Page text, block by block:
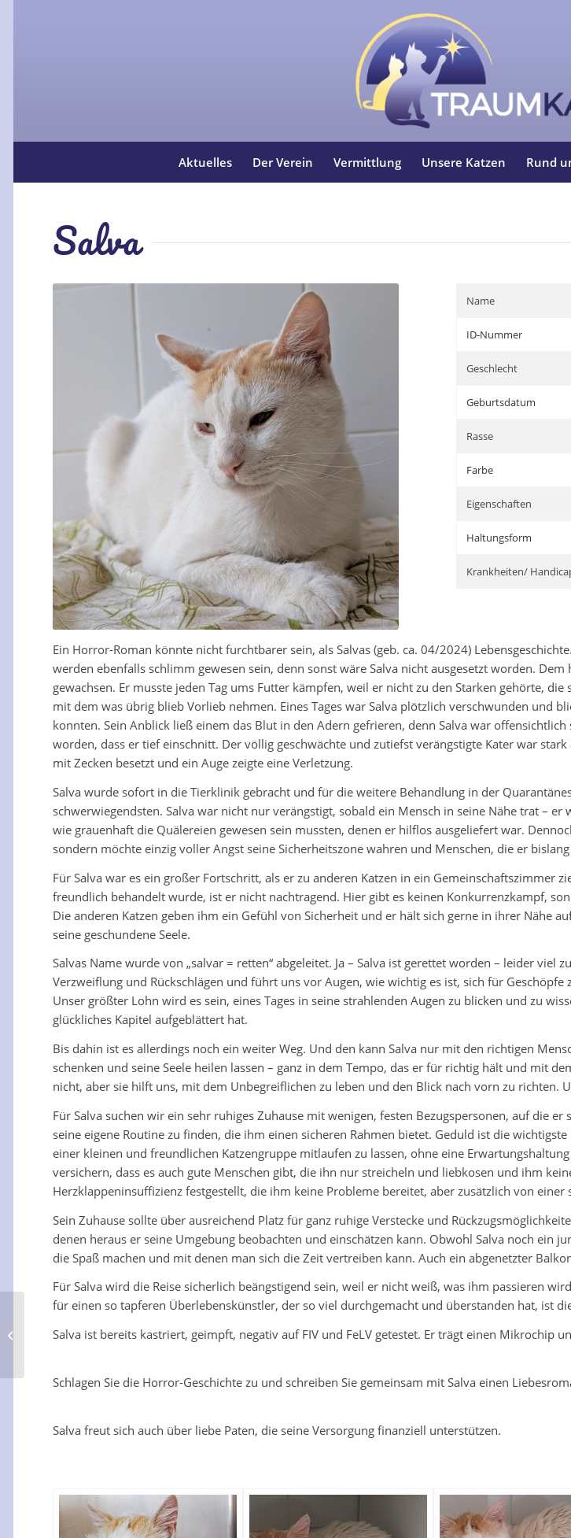
Aktuelles Der Verein Vermittlung Unsere Katzen Rund
Salva
Name
ID-Nummer
Geschlecht
Geburtsdatum
Rasse
Farbe
Eigenschaften
Haltungsform
Krankheiten/
Ein Horror-Roman könnte nicht furchtbarer sein, als Salvas (geb. ca. 04/2024)
werden ebenfalls schlimm gewesen sein, denn sonst wäre Salva nicht ausgesetzt worden.
gewachsen. Er musste jeden Tag ums Futter kämpfen, weil er nicht zu den Starken gehörte,
mit dem was übrig blieb Vorlieb nehmen. Eines Tages war Salva plötzlich verschwunden und
konnten. Sein Anblick ließ einem das Blut in den Adern gefrieren, denn Salva war
worden, dass er tief einschnitt. Der völlig geschwächte und zutiefst verängstigte Kater war
mit Zecken besetzt und ein Auge zeigte eine Verletzung.
Salva wurde sofort in die Tierklinik gebracht und für die weitere Behandlung in der
schwerwiegendsten. Salva war nicht nur verängstigt, sobald ein Mensch in seine Nähe trat –
wie grauenhaft die Quälereien gewesen sein mussten, denen er hilflos ausgeliefert war.
sondern möchte einzig voller Angst seine Sicherheitszone wahren und Menschen, die er
Für Salva war es ein großer Fortschritt, als er zu anderen Katzen in ein
freundlich behandelt wurde, ist er nicht nachtragend. Hier gibt es keinen Konkurrenzkampf,
Die anderen Katzen geben ihm ein Gefühl von Sicherheit und er hält sich gerne in ihrer Nähe
seine geschundene Seele.
Salvas Name wurde von „salvar = retten“ abgeleitet. Ja – Salva ist gerettet worden – leider viel
Verzweiflung und Rückschlägen und führt uns vor Augen, wie wichtig es ist, sich für
Unser größter Lohn wird es sein, eines Tages in seine strahlenden Augen zu blicken und zu
glückliches Kapitel aufgeblättert hat.
Bis dahin ist es allerdings noch ein weiter Weg. Und den kann Salva nur mit den richtigen
schenken und seine Seele heilen lassen – ganz in dem Tempo, das er für richtig hält und mit
nicht, aber sie hilft uns, mit dem Unbegreiflichen zu leben und den Blick nach vorn zu richten.
Für Salva suchen wir ein sehr ruhiges Zuhause mit wenigen, festen Bezugspersonen, auf die
seine eigene Routine zu finden, die ihm einen sicheren Rahmen bietet. Geduld ist die
einer kleinen und freundlichen Katzengruppe mitlaufen zu lassen, ohne eine
versichern, dass es auch gute Menschen gibt, die ihn nur streicheln und liebkosen und ihm
Herzklappeninsuffizienz festgestellt, die ihm keine Probleme bereitet, aber zusätzlich von
Sein Zuhause sollte über ausreichend Platz für ganz ruhige Verstecke und
denen heraus er seine Umgebung beobachten und einschätzen kann. Obwohl Salva noch ein
die Spaß machen und mit denen man sich die Zeit vertreiben kann. Auch ein abgenetzter
Für Salva wird die Reise sicherlich beängstigend sein, weil er nicht weiß, was ihm passieren
für einen so tapferen Überlebenskünstler, der so viel durchgemacht und überstanden hat, ist
Salva ist bereits kastriert, geimpft, negativ auf FIV und FeLV getestet. Er trägt einen
Schlagen Sie die Horror-Geschichte zu und schreiben Sie gemeinsam mit Salva einen
Salva freut sich auch über liebe Paten, die seine Versorgung finanziell unterstützen.